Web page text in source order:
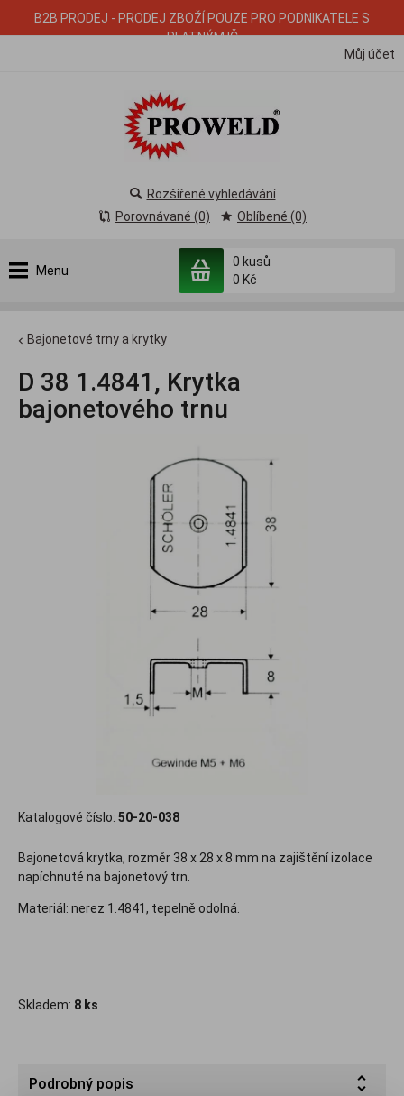
B2B PRODEJ - PRODEJ ZBOŽÍ POUZE PRO PODNIKATELE S
PLATNÝM IČ
Můj účet
Menu
0 kusů
0 Kč
Rozšířené vyhledávání
Porovnávané (0)
Oblíbené (0)
Bajonetové trny a krytky
D 38 1.4841, Krytka
bajonetového trnu
Katalogové číslo: 50-20-038
Bajonetová krytka, rozměr 38 x 28 x 8 mm na zajištění izolace
napíchnuté na bajonetový trn.
Materiál: nerez 1.4841, tepelně odolná.
Skladem: 8 ks
Podrobný popis